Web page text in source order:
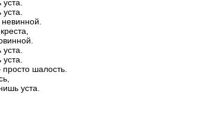
шалость.
уста.